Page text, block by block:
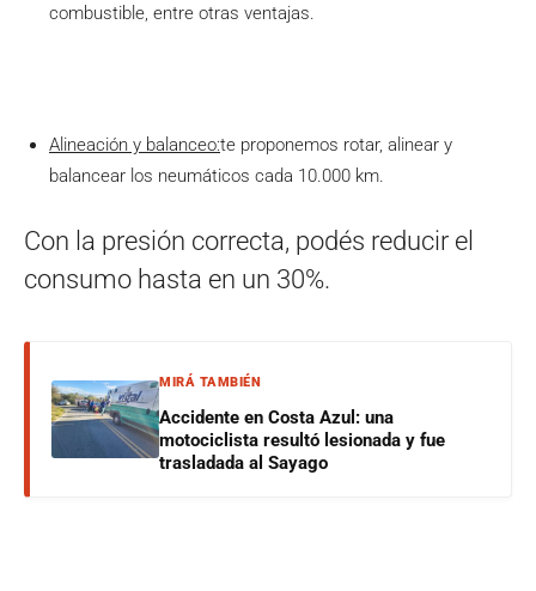
combustible, entre otras ventajas.
Alineación y balanceo:te proponemos rotar, alinear y
balancear los neumáticos cada 10.000 km.
Con la presión correcta, podés reducir el
consumo hasta en un 30%.
MIRÁ TAMBIÉN
Accidente en Costa Azul: una
motociclista resultó lesionada y fue
trasladada al Sayago